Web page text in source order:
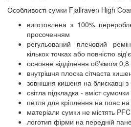
Особливості сумки Fjallraven High
виготовлена з 100%
просоченням
регульований плечовий
кількох точках або повністю
основне відділення об'ємом 0,8
внутрішня плоска сітчаста
зовнішня кишеня на блискавці
світла підкладка - вміст
петля для кріплення на пояс на
матеріали сумки не містять PFC
логотип фірми на передній